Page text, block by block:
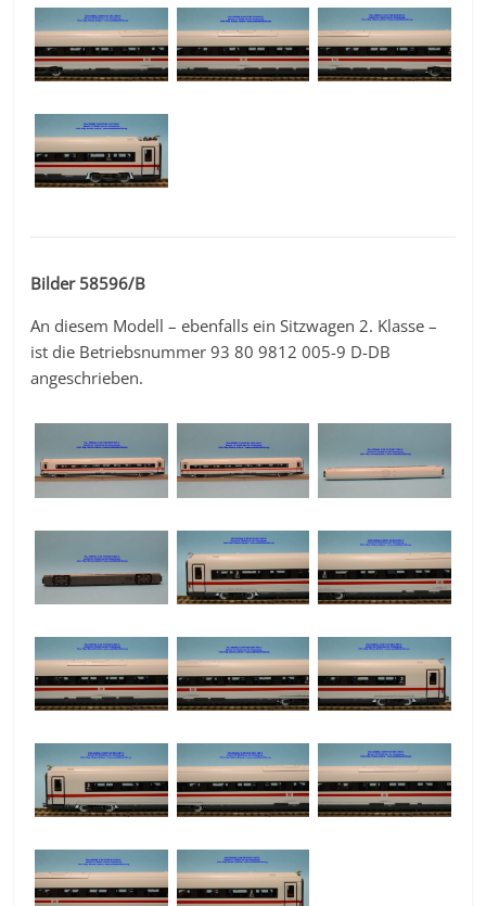
Bilder 58596/B
An diesem Modell – ebenfalls ein Sitzwagen 2. Klasse –
ist die Betriebsnummer 93 80 9812 005-9 D-DB
angeschrieben.